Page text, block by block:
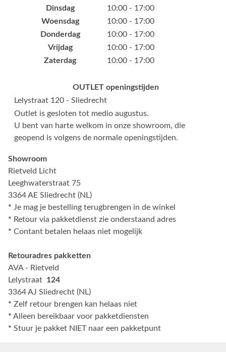
Dinsdag
10:00 - 17:00
Woensdag
10:00 - 17:00
Donderdag
10:00 - 17:00
Vrijdag
10:00 - 17:00
Zaterdag
10:00 - 17:00
OUTLET openingstijden
Lelystraat 120 - Sliedrecht
Outlet is gesloten tot medio augustus.
U bent van harte welkom in onze showroom, die
geopend is volgens de normale openingstijden.
Showroom
Rietveld Licht
Leeghwaterstraat 75
3364 AE Sliedrecht (NL)
* Je mag je bestelling terugbrengen in de winkel
* Retour via pakketdienst zie onderstaand adres
* Contant betalen helaas niet mogelijk
Retouradres pakketten
AVA - Rietveld
Lelystraat 124
3364 AJ Sliedrecht (NL)
* Zelf retour brengen kan helaas niet
* Alleen bereikbaar voor pakketdiensten
* Stuur je pakket NIET naar een pakketpunt